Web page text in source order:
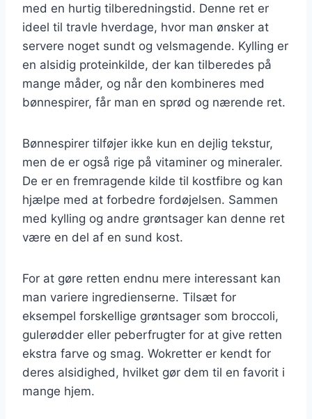
med en hurtig tilberedningstid. Denne ret er
ideel til travle hverdage, hvor man ønsker at
servere noget sundt og velsmagende. Kylling er
en alsidig proteinkilde, der kan tilberedes på
mange måder, og når den kombineres med
bønnespirer, får man en sprød og nærende ret.
Bønnespirer tilføjer ikke kun en dejlig tekstur,
men de er også rige på vitaminer og mineraler.
De er en fremragende kilde til kostfibre og kan
hjælpe med at forbedre fordøjelsen. Sammen
med kylling og andre grøntsager kan denne ret
være en del af en sund kost.
For at gøre retten endnu mere interessant kan
man variere ingredienserne. Tilsæt for
eksempel forskellige grøntsager som broccoli,
gulerødder eller peberfrugter for at give retten
ekstra farve og smag. Wokretter er kendt for
deres alsidighed, hvilket gør dem til en favorit i
mange hjem.